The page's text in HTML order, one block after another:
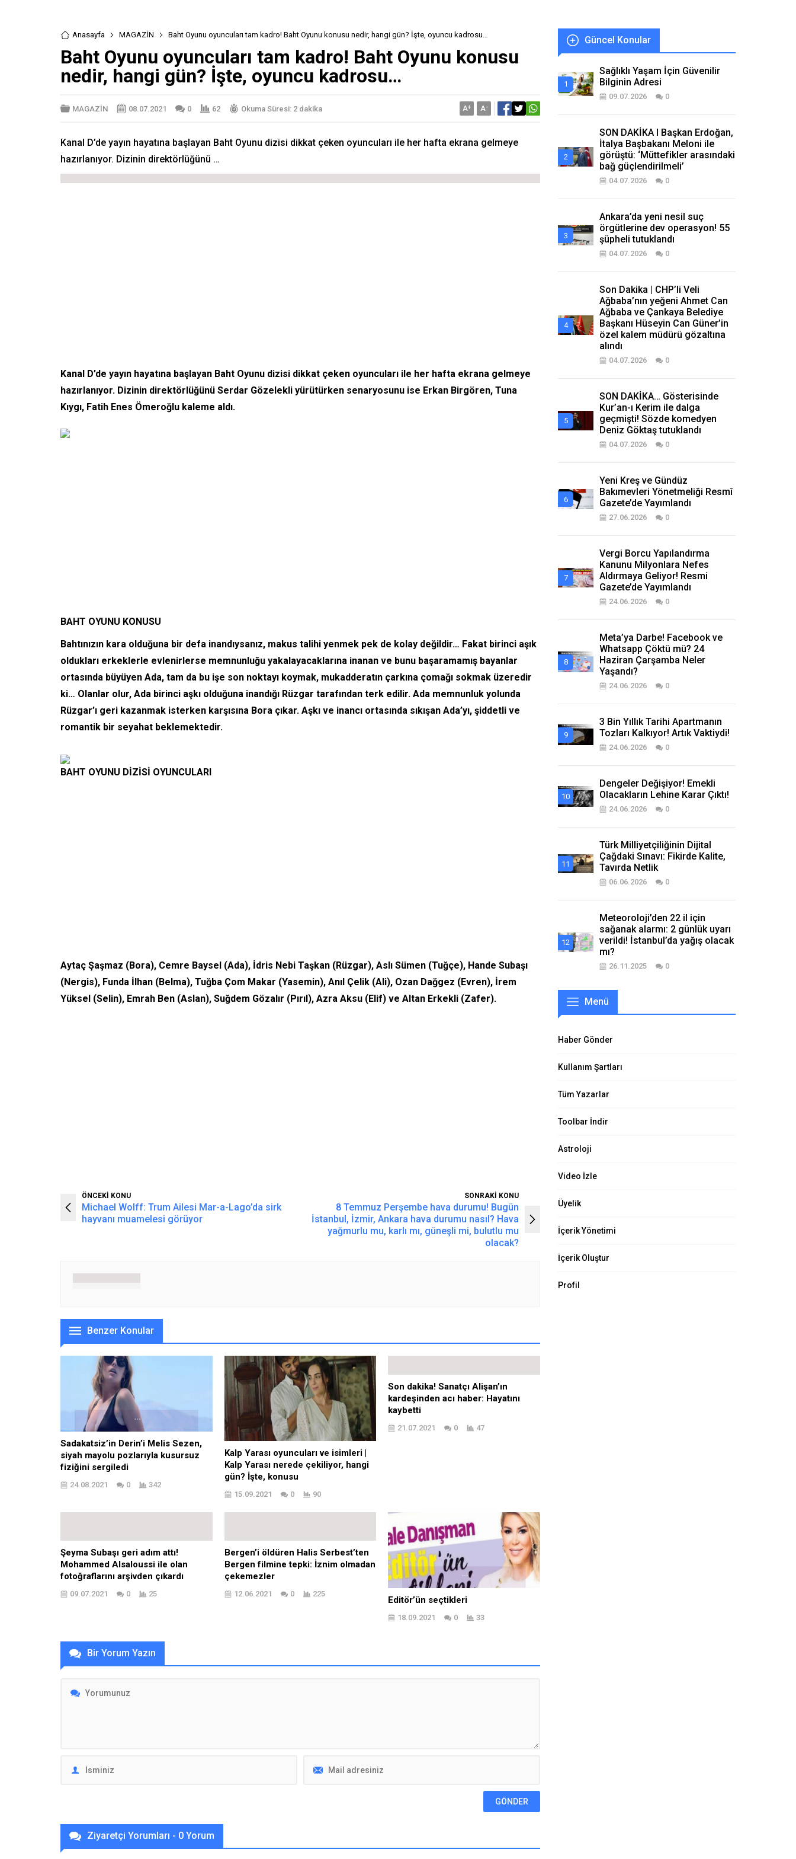
Anasayfa MAGAZİN Baht Oyunu oyuncuları tam kadro! Baht Oyunu konusu nedir, hangi gün? İşte, oyuncu kadrosu…
Baht Oyunu oyuncuları tam kadro! Baht Oyunu konusu
nedir, hangi gün? İşte, oyuncu kadrosu…
MAGAZİN 08.07.2021 0 62 Okuma Süresi: 2 dakika A+ A-
Kanal D’de yayın hayatına başlayan Baht Oyunu dizisi dikkat çeken oyuncuları ile her hafta ekrana gelmeye
hazırlanıyor. Dizinin direktörlüğünü …
Kanal D’de yayın hayatına başlayan Baht Oyunu dizisi dikkat çeken oyuncuları ile her hafta ekrana gelmeye
hazırlanıyor. Dizinin direktörlüğünü Serdar Gözelekli yürütürken senaryosunu ise Erkan Birgören, Tuna
Kıygı, Fatih Enes Ömeroğlu kaleme aldı.
BAHT OYUNU KONUSU
Bahtınızın kara olduğuna bir defa inandıysanız, makus talihi yenmek pek de kolay değildir… Fakat birinci aşık
oldukları erkeklerle evlenirlerse memnunluğu yakalayacaklarına inanan ve bunu başaramamış bayanlar
ortasında büyüyen Ada, tam da bu işe son noktayı koymak, mukadderatın çarkına çomağı sokmak üzeredir
ki… Olanlar olur, Ada birinci aşkı olduğuna inandığı Rüzgar tarafından terk edilir. Ada memnunluk yolunda
Rüzgar’ı geri kazanmak isterken karşısına Bora çıkar. Aşkı ve inancı ortasında sıkışan Ada’yı, şiddetli ve
romantik bir seyahat beklemektedir.
BAHT OYUNU DİZİSİ OYUNCULARI
Aytaç Şaşmaz (Bora), Cemre Baysel (Ada), İdris Nebi Taşkan (Rüzgar), Aslı Sümen (Tuğçe), Hande Subaşı
(Nergis), Funda İlhan (Belma), Tuğba Çom Makar (Yasemin), Anıl Çelik (Ali), Ozan Dağgez (Evren), İrem
Yüksel (Selin), Emrah Ben (Aslan), Suğdem Gözalır (Pırıl), Azra Aksu (Elif) ve Altan Erkekli (Zafer).
ÖNCEKİ KONU
Michael Wolff: Trum Ailesi Mar-a-Lago’da sirk
hayvanı muamelesi görüyor
SONRAKİ KONU
8 Temmuz Perşembe hava durumu! Bugün
İstanbul, İzmir, Ankara hava durumu nasıl? Hava
yağmurlu mu, karlı mı, güneşli mi, bulutlu mu
olacak?
Benzer Konular
Sadakatsiz’in Derin’i Melis Sezen,
siyah mayolu pozlarıyla kusursuz
fiziğini sergiledi
24.08.2021 0 342
Kalp Yarası oyuncuları ve isimleri |
Kalp Yarası nerede çekiliyor, hangi
gün? İşte, konusu
15.09.2021 0 90
Son dakika! Sanatçı Alişan’ın
kardeşinden acı haber: Hayatını
kaybetti
21.07.2021 0 47
Şeyma Subaşı geri adım attı!
Mohammed Alsaloussi ile olan
fotoğraflarını arşivden çıkardı
09.07.2021 0 25
Bergen’i öldüren Halis Serbest’ten
Bergen filmine tepki: İznim olmadan
çekemezler
12.06.2021 0 225
Editör’ün seçtikleri
18.09.2021 0 33
Bir Yorum Yazın
Ziyaretçi Yorumları - 0 Yorum
Güncel Konular
Sağlıklı Yaşam İçin Güvenilir
Bilginin Adresi
09.07.2026 0
SON DAKİKA I Başkan Erdoğan,
İtalya Başbakanı Meloni ile
görüştü: ‘Müttefikler arasındaki
bağ güçlendirilmeli’
04.07.2026 0
Ankara’da yeni nesil suç
örgütlerine dev operasyon! 55
şüpheli tutuklandı
04.07.2026 0
Son Dakika | CHP’li Veli
Ağbaba’nın yeğeni Ahmet Can
Ağbaba ve Çankaya Belediye
Başkanı Hüseyin Can Güner’in
özel kalem müdürü gözaltına
alındı
04.07.2026 0
SON DAKİKA… Gösterisinde
Kur’an-ı Kerim ile dalga
geçmişti! Sözde komedyen
Deniz Göktaş tutuklandı
04.07.2026 0
Yeni Kreş ve Gündüz
Bakımevleri Yönetmeliği Resmî
Gazete’de Yayımlandı
27.06.2026 0
Vergi Borcu Yapılandırma
Kanunu Milyonlara Nefes
Aldırmaya Geliyor! Resmi
Gazete’de Yayımlandı
24.06.2026 0
Meta’ya Darbe! Facebook ve
Whatsapp Çöktü mü? 24
Haziran Çarşamba Neler
Yaşandı?
24.06.2026 0
3 Bin Yıllık Tarihi Apartmanın
Tozları Kalkıyor! Artık Vaktiydi!
24.06.2026 0
Dengeler Değişiyor! Emekli
Olacakların Lehine Karar Çıktı!
24.06.2026 0
Türk Milliyetçiliğinin Dijital
Çağdaki Sınavı: Fikirde Kalite,
Tavırda Netlik
06.06.2026 0
Meteoroloji’den 22 il için
sağanak alarmı: 2 günlük uyarı
verildi! İstanbul’da yağış olacak
mı?
26.11.2025 0
Menü
Haber Gönder
Kullanım Şartları
Tüm Yazarlar
Toolbar İndir
Astroloji
Video İzle
Üyelik
İçerik Yönetimi
İçerik Oluştur
Profil